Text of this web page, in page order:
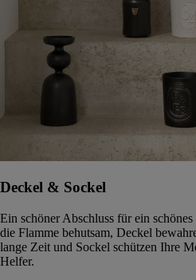
Deckel & Sockel
Ein schöner Abschluss für ein
die Flamme behutsam, Deckel
lange Zeit und Sockel schützen Ihre
Helfer.